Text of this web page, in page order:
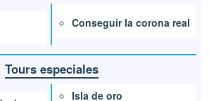
Conseguir la corona real
Tours especiales
Isla de oro